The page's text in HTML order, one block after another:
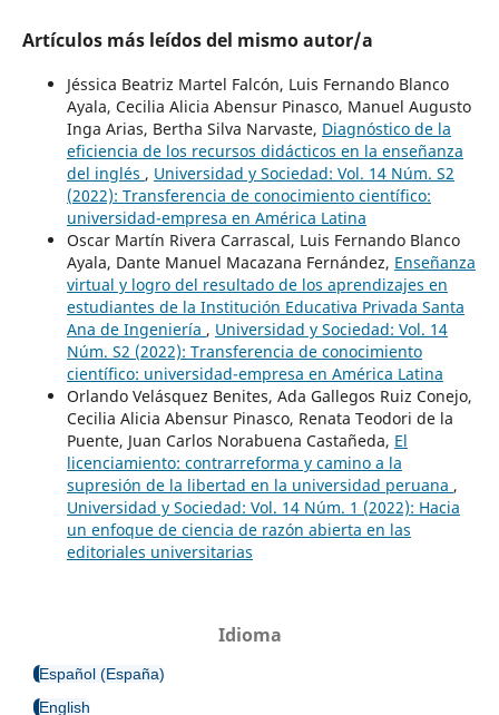
Artículos más leídos del mismo autor/a
Jéssica Beatriz Martel Falcón, Luis Fernando Blanco
Ayala, Cecilia Alicia Abensur Pinasco, Manuel Augusto
Inga Arias, Bertha Silva Narvaste, Diagnóstico de la
eficiencia de los recursos didácticos en la enseñanza
del inglés , Universidad y Sociedad: Vol. 14 Núm. S2
(2022): Transferencia de conocimiento científico:
universidad-empresa en América Latina
Oscar Martín Rivera Carrascal, Luis Fernando Blanco
Ayala, Dante Manuel Macazana Fernández, Enseñanza
virtual y logro del resultado de los aprendizajes en
estudiantes de la Institución Educativa Privada Santa
Ana de Ingeniería , Universidad y Sociedad: Vol. 14
Núm. S2 (2022): Transferencia de conocimiento
científico: universidad-empresa en América Latina
Orlando Velásquez Benites, Ada Gallegos Ruiz Conejo,
Cecilia Alicia Abensur Pinasco, Renata Teodori de la
Puente, Juan Carlos Norabuena Castañeda, El
licenciamiento: contrarreforma y camino a la
supresión de la libertad en la universidad peruana ,
Universidad y Sociedad: Vol. 14 Núm. 1 (2022): Hacia
un enfoque de ciencia de razón abierta en las
editoriales universitarias
Idioma
Español (España)
English